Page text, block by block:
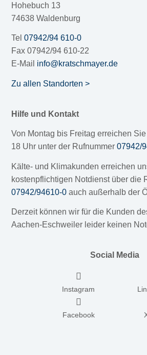
Hohebuch 13
74638 Waldenburg
Tel07942/94 610-0
Fax 07942/94 610-22
E-Mail info@kratschmayer.de
Zu allen Standorten >
Hilfe und Kontakt
Von Montag bis Freitag erreichen
18 Uhr unter der Rufnummer07942/
Kälte- und Klimakunden erreichen
kostenpflichtigen Notdienst über die
07942/94610-0 auch außerhalb der
Derzeit können wir für die Kunden
Aachen-Eschweiler leider keinen
Social Media
Instagram
Facebook